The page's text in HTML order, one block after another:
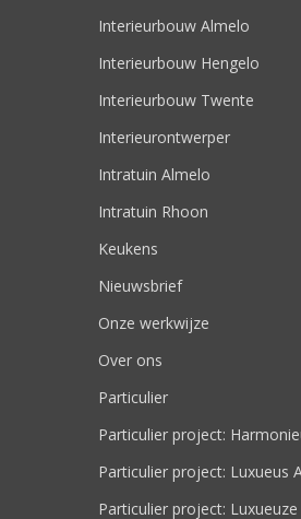
Interieurbouw Almelo
Interieurbouw Hengelo
Interieurbouw Twente
Interieurontwerper
Intratuin Almelo
Intratuin Rhoon
Keukens
Nieuwsbrief
Onze werkwijze
Over ons
Particulier
Particulier project:
Particulier project: Luxueus
Particulier project: